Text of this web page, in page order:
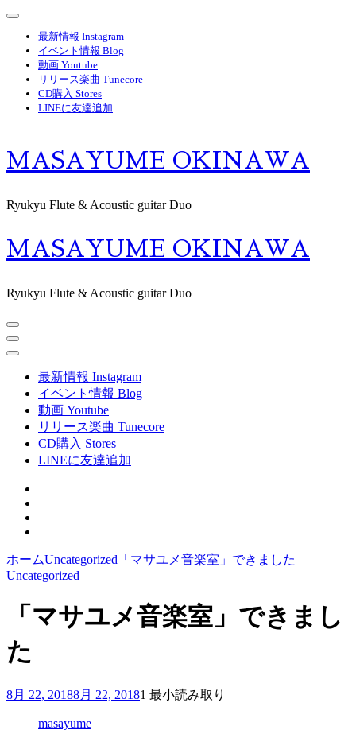
コ
プ
押
最新情報 Instagram
イベント情報 Blog
動画 Youtube
リリース楽曲 Tunecore
CD購入 Stores
LINEに友達追加
MASAYUME OKINAWA
Ryukyu Flute & Acoustic guitar Duo
MASAYUME OKINAWA
Ryukyu Flute & Acoustic guitar Duo
最新情報 Instagram
イベント情報 Blog
動画 Youtube
リリース楽曲 Tunecore
CD購入 Stores
LINEに友達追加
ホームUncategorized 「マサユメ音楽室」できました
Uncategorized
「マサユメ音楽室」できまし
た
8月 22, 20188月 22, 20181 最小読み取り
masayume